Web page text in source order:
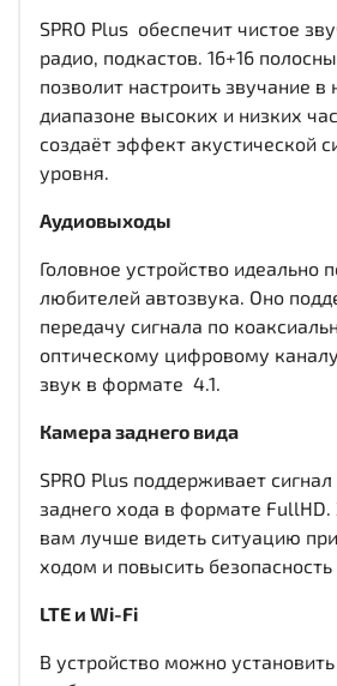
SPRO Plus обеспечит чистое
радио, подкастов. 16+16
позволит настроить звучание
диапазоне высоких и низких
создаёт эффект акустической
уровня.
Аудиовыходы
Головное устройство идеально
любителей автозвука. Оно
передачу сигнала по
оптическому цифровому
звук в формате 4.1.
Камера заднего вида
SPRO Plus поддерживает
заднего хода в формате
вам лучше видеть ситуацию
ходом и повысить
LTE и Wi-Fi
В устройство можно